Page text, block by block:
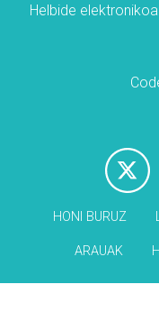
Helbide
HONI BURUZ
ARAUAK